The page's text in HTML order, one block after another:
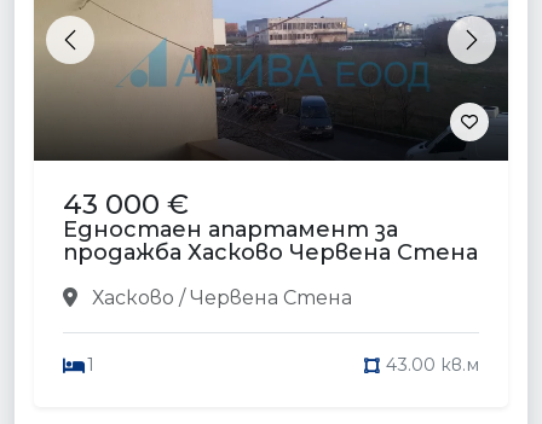
Previous Next
43 000 €
Едностаен апартамент за
продажба Хасково Червена Стена
Хасково / Червена Стена
1 43.00 кв.м